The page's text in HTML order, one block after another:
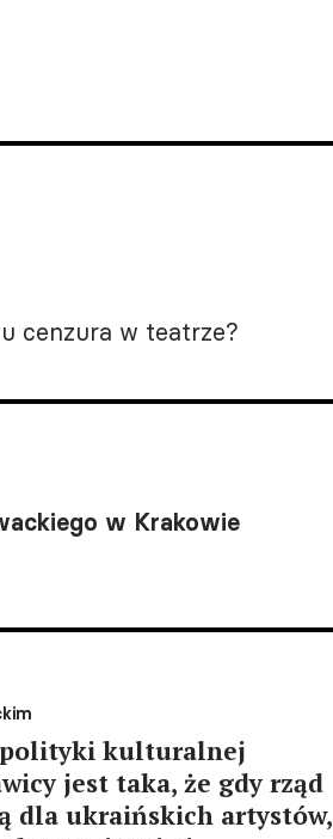
cenzura w teatrze?
w Krakowie
kulturalnej
jest taka, że gdy rząd
dla ukraińskich artystów,